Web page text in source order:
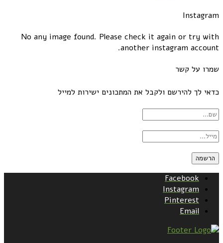
Instagram
No any image found. Please check it again or try with
another instagram account.
שמרו על קשר
כדאי לך להירשם ולקבל את המתכונים ישירות למייל
Facebook
Instagram
Pinterest
Email